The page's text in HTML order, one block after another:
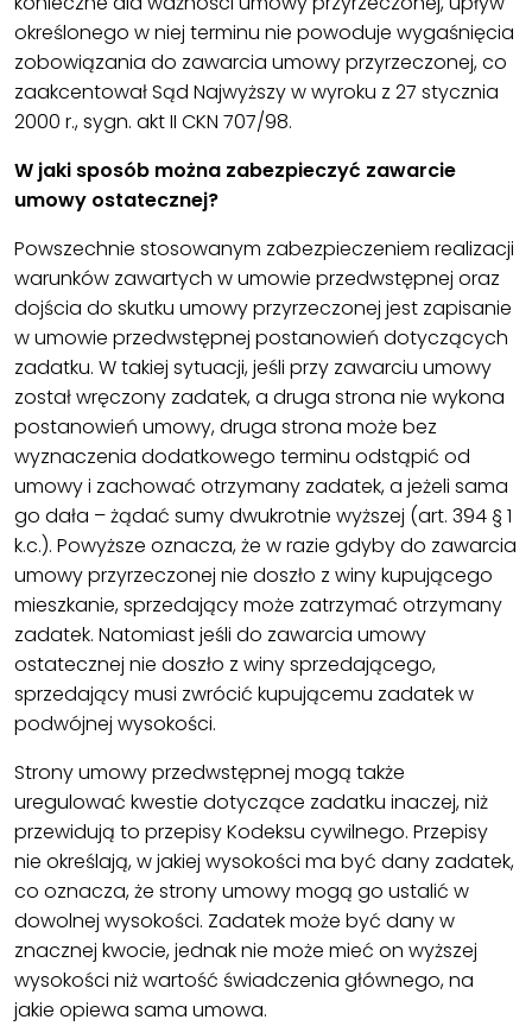
określonego w niej terminu nie powoduje wygaśnięcia
zobowiązania do zawarcia umowy przyrzeczonej, co
zaakcentował Sąd Najwyższy w wyroku z 27 stycznia
2000 r., sygn. akt II CKN 707/98.
W jaki sposób można zabezpieczyć zawarcie
umowy ostatecznej?
Powszechnie stosowanym zabezpieczeniem realizacji
warunków zawartych w umowie przedwstępnej oraz
dojścia do skutku umowy przyrzeczonej jest zapisanie
w umowie przedwstępnej postanowień dotyczących
zadatku. W takiej sytuacji, jeśli przy zawarciu umowy
został wręczony zadatek, a druga strona nie wykona
postanowień umowy, druga strona może bez
wyznaczenia dodatkowego terminu odstąpić od
umowy i zachować otrzymany zadatek, a jeżeli sama
go dała – żądać sumy dwukrotnie wyższej (art. 394 § 1
k.c.). Powyższe oznacza, że w razie gdyby do zawarcia
umowy przyrzeczonej nie doszło z winy kupującego
mieszkanie, sprzedający może zatrzymać otrzymany
zadatek. Natomiast jeśli do zawarcia umowy
ostatecznej nie doszło z winy sprzedającego,
sprzedający musi zwrócić kupującemu zadatek w
podwójnej wysokości.
Strony umowy przedwstępnej mogą także
uregulować kwestie dotyczące zadatku inaczej, niż
przewidują to przepisy Kodeksu cywilnego. Przepisy
nie określają, w jakiej wysokości ma być dany zadatek,
co oznacza, że strony umowy mogą go ustalić w
dowolnej wysokości. Zadatek może być dany w
znacznej kwocie, jednak nie może mieć on wyższej
wysokości niż wartość świadczenia głównego, na
jakie opiewa sama umowa.